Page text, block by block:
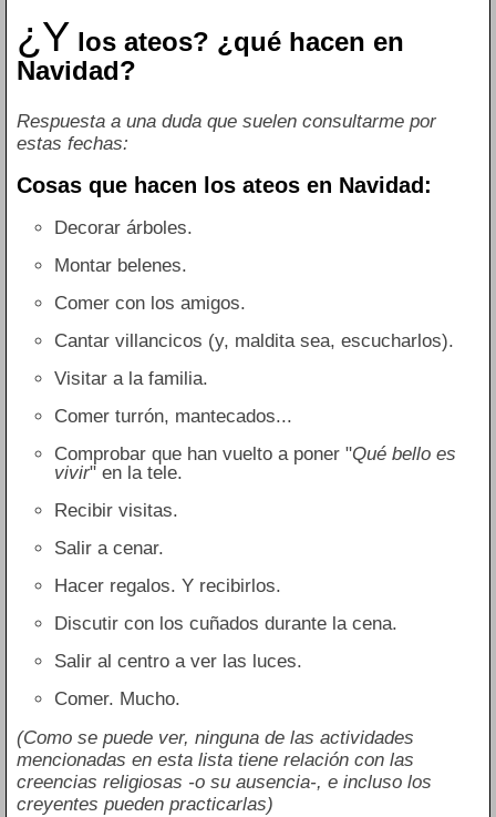
¿Y los ateos? ¿qué hacen en
Navidad?
Respuesta a una duda que suelen consultarme por
estas fechas:
Cosas que hacen los ateos en Navidad:
Decorar árboles.
Montar belenes.
Comer con los amigos.
Cantar villancicos (y, maldita sea, escucharlos).
Visitar a la familia.
Comer turrón, mantecados...
Comprobar que han vuelto a poner "Qué bello es
vivir" en la tele.
Recibir visitas.
Salir a cenar.
Hacer regalos. Y recibirlos.
Discutir con los cuñados durante la cena.
Salir al centro a ver las luces.
Comer. Mucho.
(Como se puede ver, ninguna de las actividades
mencionadas en esta lista tiene relación con las
creencias religiosas -o su ausencia-, e incluso los
creyentes pueden practicarlas)